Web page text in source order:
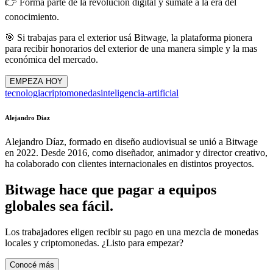
👉 Formá parte de la revolución digital y súmate a la era del
conocimiento.
🎯 Si trabajas para el exterior usá Bitwage, la plataforma pionera
para recibir honorarios del exterior de una manera simple y la mas
económica del mercado.
EMPEZA HOY
tecnologiacriptomonedasinteligencia-artificial
Alejandro Diaz
Alejandro Díaz, formado en diseño audiovisual se unió a Bitwage
en 2022. Desde 2016, como diseñador, animador y director creativo,
ha colaborado con clientes internacionales en distintos proyectos.
Bitwage hace que pagar a equipos
globales sea fácil.
Los trabajadores eligen recibir su pago en una mezcla de monedas
locales y criptomonedas. ¿Listo para empezar?
Conocé más